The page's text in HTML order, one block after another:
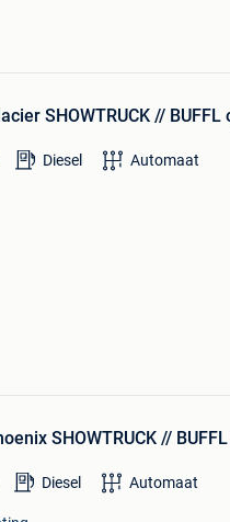
SHOWTRUCK // BUFFL
Diesel Automaat
SHOWTRUCK //
Diesel Automaat